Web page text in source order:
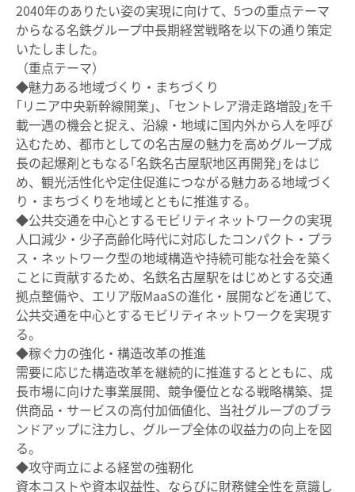
採用情報
2040年のありたい姿の実現に向けて、5つの重点テーマ
からなる名鉄グループ中長期経営戦略を以下の通り策定
いたしました。
（重点テーマ）
◆魅力ある地域づくり・まちづくり
｢リニア中央新幹線開業｣、｢セントレア滑走路増設｣を千
載一遇の機会と捉え、沿線・地域に国内外から人を呼び
込むため、都市としての名古屋の魅力を高めグループ成
長の起爆剤ともなる｢名鉄名古屋駅地区再開発｣をはじ
め、観光活性化や定住促進につながる魅力ある地域づく
り・まちづくりを地域とともに推進する。
◆公共交通を中心とするモビリティネットワークの実現
人口減少・少子高齢化時代に対応したコンパクト・プラ
ス・ネットワーク型の地域構造や持続可能な社会を築く
ことに貢献するため、名鉄名古屋駅をはじめとする交通
拠点整備や、エリア版MaaSの進化・展開などを通じて、
公共交通を中心とするモビリティネットワークを実現す
る。
◆稼ぐ力の強化・構造改革の推進
需要に応じた構造改革を継続的に推進するとともに、成
長市場に向けた事業展開、競争優位となる戦略構築、提
供商品・サービスの高付加価値化、当社グループのブラ
ンドアップに注力し、グループ全体の収益力の向上を図
る。
◆攻守両立による経営の強靭化
資本コストや資本収益性、ならびに財務健全性を意識し